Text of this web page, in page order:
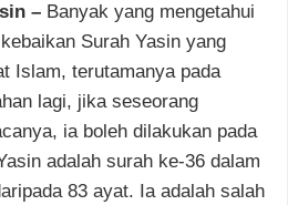
– Banyak yang mengetahui
Surah Yasin yang
Islam, terutamanya pada
lagi, jika seseorang
ia boleh dilakukan pada
adalah surah ke-36 dalam
83 ayat. Ia adalah salah